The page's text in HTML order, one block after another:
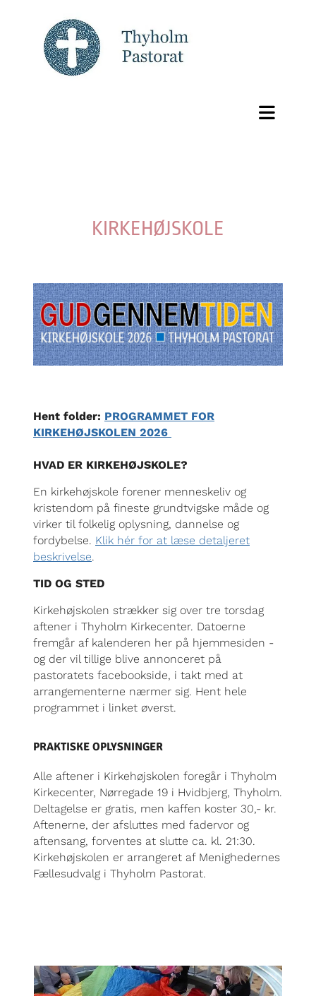
KIRKEHØJSKOLE
Hent folder: PROGRAMMET FOR
KIRKEHØJSKOLEN 2026
HVAD ER KIRKEHØJSKOLE?
En kirkehøjskole forener menneskeliv og
kristendom på fineste grundtvigske måde og
virker til folkelig oplysning, dannelse og
fordybelse. Klik hér for at læse detaljeret
beskrivelse.
TID OG STED
Kirkehøjskolen strækker sig over tre torsdag
aftener i Thyholm Kirkecenter. Datoerne
fremgår af kalenderen her på hjemmesiden -
og der vil tillige blive annonceret på
pastoratets facebookside, i takt med at
arrangementerne nærmer sig. Hent hele
programmet i linket øverst.
PRAKTISKE OPLYSNINGER
Alle aftener i Kirkehøjskolen foregår i Thyholm
Kirkecenter, Nørregade 19 i Hvidbjerg, Thyholm.
Deltagelse er gratis, men kaffen koster 30,- kr.
Aftenerne, der afsluttes med fadervor og
aftensang, forventes at slutte ca. kl. 21:30.
Kirkehøjskolen er arrangeret af Menighedernes
Fællesudvalg i Thyholm Pastorat.